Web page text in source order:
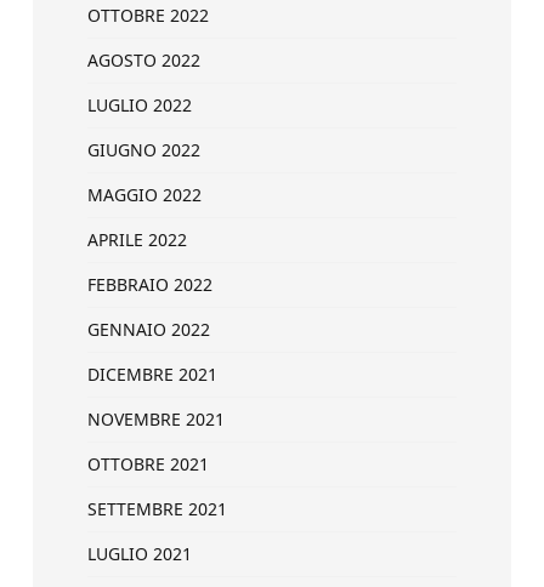
OTTOBRE 2022
AGOSTO 2022
LUGLIO 2022
GIUGNO 2022
MAGGIO 2022
APRILE 2022
FEBBRAIO 2022
GENNAIO 2022
DICEMBRE 2021
NOVEMBRE 2021
OTTOBRE 2021
SETTEMBRE 2021
LUGLIO 2021